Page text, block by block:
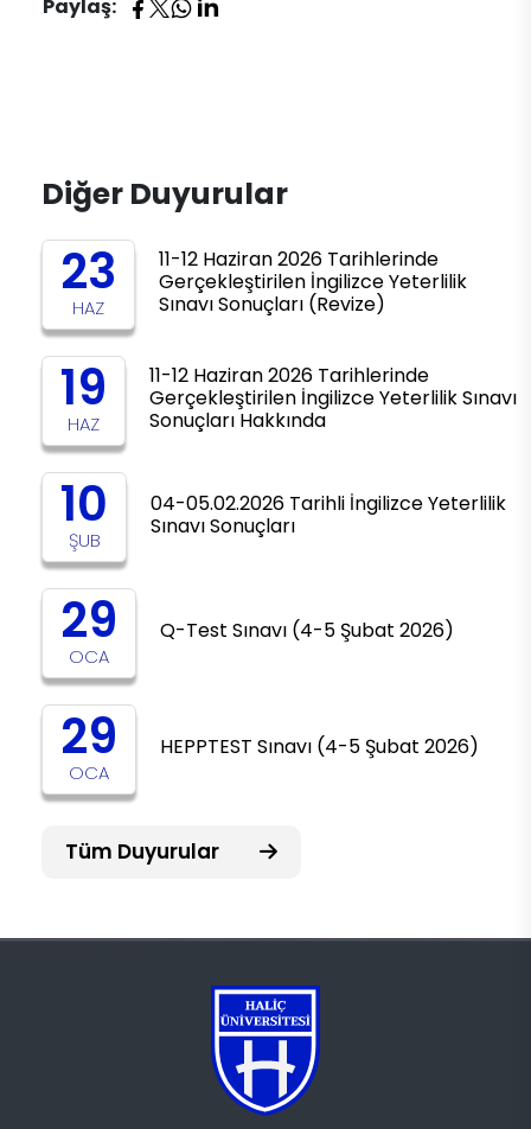
Paylaş:
Diğer Duyurular
23
HAZ
11-12 Haziran 2026 Tarihlerinde
Gerçekleştirilen İngilizce Yeterlilik
Sınavı Sonuçları (Revize)
19
HAZ
11-12 Haziran 2026 Tarihlerinde
Gerçekleştirilen İngilizce Yeterlilik Sınavı
Sonuçları Hakkında
10
ŞUB
04-05.02.2026 Tarihli İngilizce Yeterlilik
Sınavı Sonuçları
29
OCA
Q-Test Sınavı (4-5 Şubat 2026)
29
OCA
HEPPTEST Sınavı (4-5 Şubat 2026)
Tüm Duyurular